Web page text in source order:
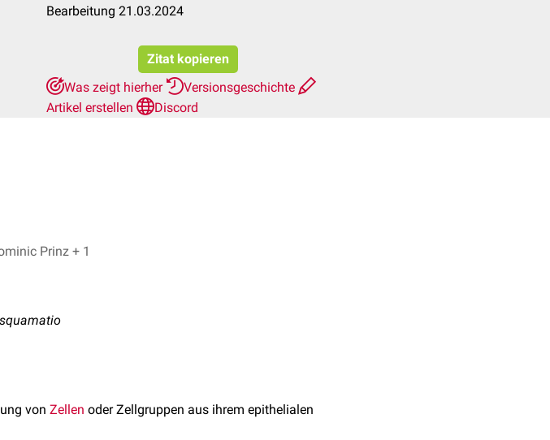
Bearbeitung 21.03.2024
Zitat kopieren
Was zeigt hierher
Versionsgeschichte
Artikel erstellen
Discord
Dr. No, Dominic Prinz + 1
von Zellen oder Zellgruppen aus ihrem epithelialen